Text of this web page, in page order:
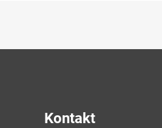
Kontakt